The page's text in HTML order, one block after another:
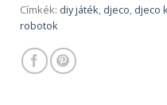
Címkék: diy játék, djeco, djeco
robotok